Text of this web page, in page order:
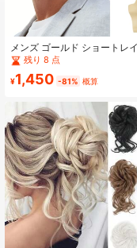
メンズ ゴールド ショートレ
ウィッグ 耐熱合成素材製 男女
パーティー・日常使い・コス
残り 8 点
¥1,450 -81% 概算